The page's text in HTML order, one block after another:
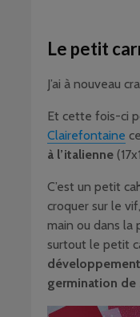
Le petit
J’ai à nouveau
Et cette fois-ci
Clairefontaine
à l’italienne
C’est un petit
croquer sur le
main ou dans la
surtout le petit
germination de